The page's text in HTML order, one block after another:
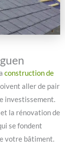
construction de
aller de pair
investissement.
la rénovation de
se fondent
votre bâtiment.